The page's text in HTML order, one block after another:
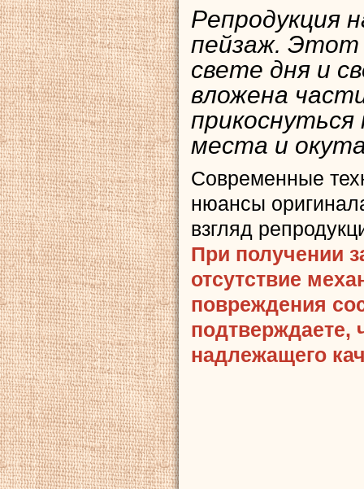
Репродукция
пейзаж. Этот
свете дня и
вложена
места и
Современные
нюансы
взгляд
При получении
отсутствие
повреждения
подтверждаете,
надлежащего